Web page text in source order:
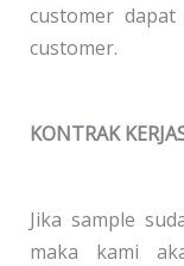
customer
customer.
KONTRAK
Jika sample
maka kami